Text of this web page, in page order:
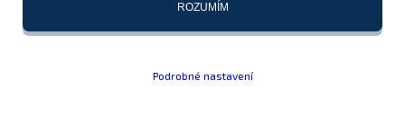
ROZUMÍM
Podrobné nastavení